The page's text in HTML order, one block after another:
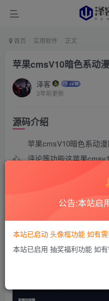
首页 实用软件 正文
苹果cmsV10暗色系动
泽客
3年前更新
源码介绍
苹果cmsV10暗色系动
心、评论等功能这苹果
公告:本站启
本站已启动 头像框功能 如有
本站已启用 抽奖福利功能 如